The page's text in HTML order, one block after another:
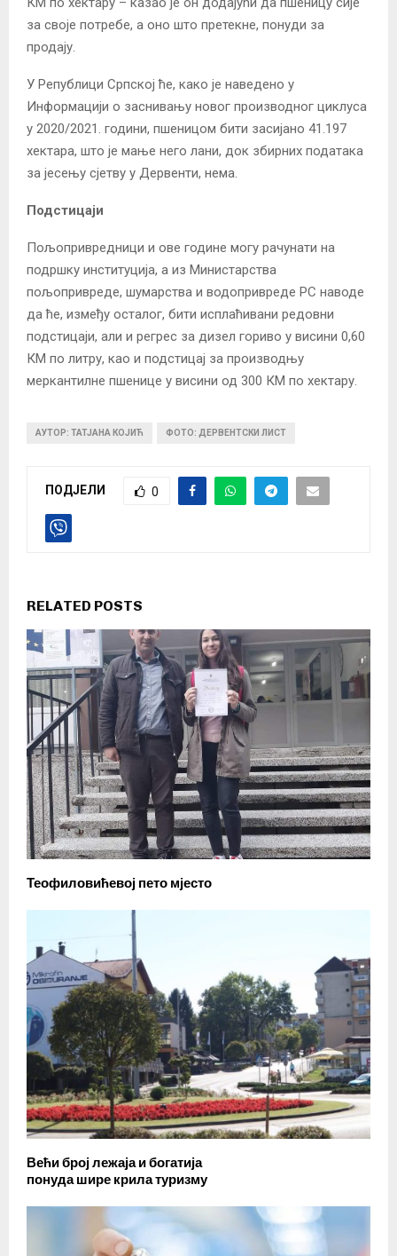
за своје потребе, а оно што претекне, понуди за
продају.
У Републици Српској ће, како је наведено у
Информацији о заснивању новог производног циклуса
у 2020/2021. години, пшеницом бити засијано 41.197
хектара, што је мање него лани, док збирних података
за јесењу сјетву у Дервенти, нема.
Подстицаји
Пољопривредници и ове године могу рачунати на
подршку институција, а из Министарства
пољопривреде, шумарства и водопривреде РС наводе
да ће, између осталог, бити исплаћивани редовни
подстицаји, али и регрес за дизел гориво у висини 0,60
КМ по литру, као и подстицај за производњу
меркантилне пшенице у висини од 300 КМ по хектару.
АУТОР: ТАТЈАНА КОЈИЋ ФОТО: ДЕРВЕНТСКИ ЛИСТ
ПОДЈЕЛИ 0
RELATED POSTS
Теофиловићевој пето мјесто
Већи број лежаја и богатија
понуда шире крила туризму